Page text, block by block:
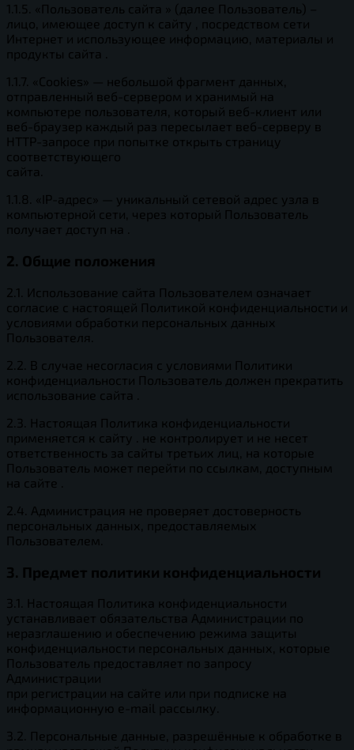
1.1.5. «Пользователь сайта » (далее Пользователь) –
лицо, имеющее доступ к сайту , посредством сети
Интернет и использующее информацию, материалы и
продукты сайта .
1.1.7. «Cookies» — небольшой фрагмент данных,
отправленный веб-сервером и хранимый на
компьютере пользователя, который веб-клиент или
веб-браузер каждый раз пересылает веб-серверу в
HTTP-запросе при попытке открыть страницу
соответствующего
сайта.
1.1.8. «IP-адрес» — уникальный сетевой адрес узла в
компьютерной сети, через который Пользователь
получает доступ на .
2. Общие положения
2.1. Использование сайта Пользователем означает
согласие с настоящей Политикой конфиденциальности и
условиями обработки персональных данных
Пользователя.
2.2. В случае несогласия с условиями Политики
конфиденциальности Пользователь должен прекратить
использование сайта .
2.3. Настоящая Политика конфиденциальности
применяется к сайту . не контролирует и не несет
ответственность за сайты третьих лиц, на которые
Пользователь может перейти по ссылкам, доступным
на сайте .
2.4. Администрация не проверяет достоверность
персональных данных, предоставляемых
Пользователем.
3. Предмет политики конфиденциальности
3.1. Настоящая Политика конфиденциальности
устанавливает обязательства Администрации по
неразглашению и обеспечению режима защиты
конфиденциальности персональных данных, которые
Пользователь предоставляет по запросу
Администрации
при регистрации на сайте или при подписке на
информационную e-mail рассылку.
3.2. Персональные данные, разрешённые к обработке в